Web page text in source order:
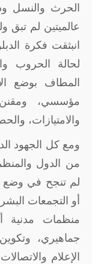
الحرث والنسل
عالميتين لم تبق
انبثقت فكرة
لحالة الحروب
المطاف بوضع
مؤسسي، ومقنن
والامتيازات،
ومع كل الجهود
من الدول
لم تنجح في وضع
أو التجمعات
منظمات مدنية
جماهيري،
الإعلام